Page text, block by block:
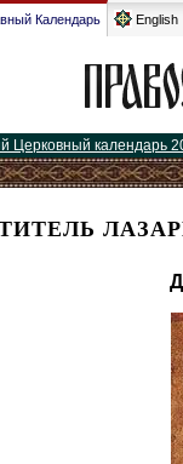
Календарь English
Церковный календарь